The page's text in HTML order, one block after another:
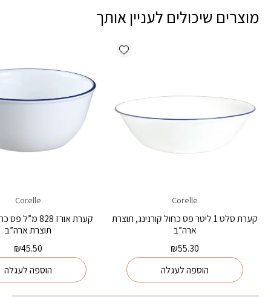
מוצרים שיכולים לעניין אותך
Add wishlist
Corelle
קערת סלט 1 ליטר פס כחול קורנינג, תוצרת
ארה”ב
₪55.30
הוספה לעגלה
Corelle
קערת אורז 828
תוצרת ארה”ב
₪45.50
הוספה לעגלה